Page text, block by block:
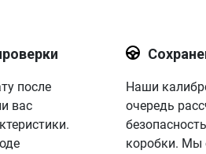
после
вас
Наши
очередь
коробки. Мы